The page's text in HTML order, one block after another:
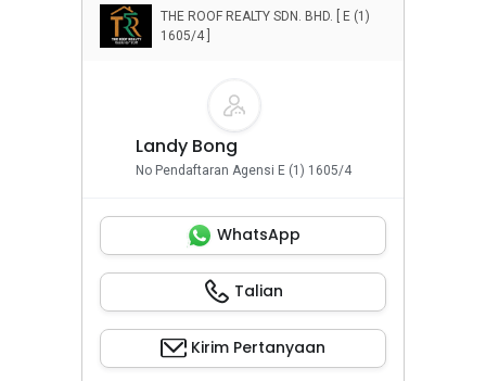
THE ROOF REALTY SDN. BHD. [ E (1)
1605/4 ]
Landy Bong
No Pendaftaran Agensi E (1) 1605/4
WhatsApp
Talian
Kirim Pertanyaan